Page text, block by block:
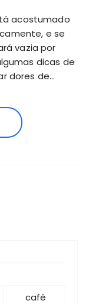
acostumado
e se
vazia por
dicas de
dores de…
café